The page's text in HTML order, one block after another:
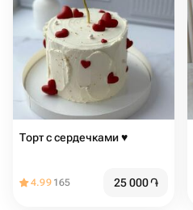
Торт с сердечками ♥️
4.99 165 25 000֏